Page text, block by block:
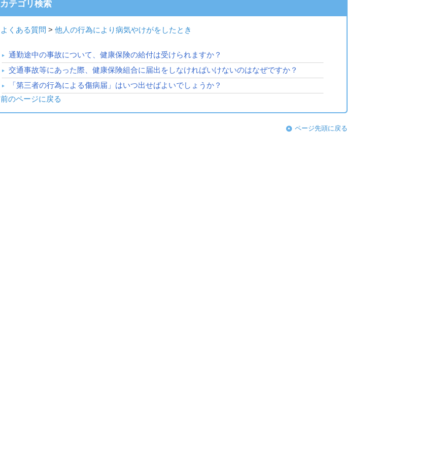
カテゴリ検索
よくある質問 > 他人の行為により病気やけがをしたとき
通勤途中の事故について、健康保険の給付は受けられますか？
交通事故等にあった際、健康保険組合に届出をしなければいけないのはなぜですか？
「第三者の行為による傷病届」はいつ出せばよいでしょうか？
前のページに戻る
ページ先頭に戻る